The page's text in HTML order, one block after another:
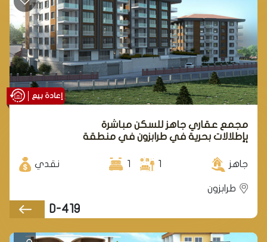
مجمع عقاري جاهز للسكن مباشرة
بإطلالات بحرية في طرابزون في منطقة
جاهز 1
1 نقدي
طرابزون
D-419